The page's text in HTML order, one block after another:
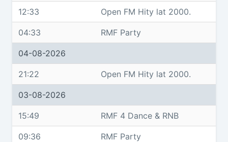
12:33 Open FM Hity lat 2000.
04:33 RMF Party
04-08-2026
21:22 Open FM Hity lat 2000.
03-08-2026
15:49 RMF 4 Dance & RNB
09:36 RMF Party